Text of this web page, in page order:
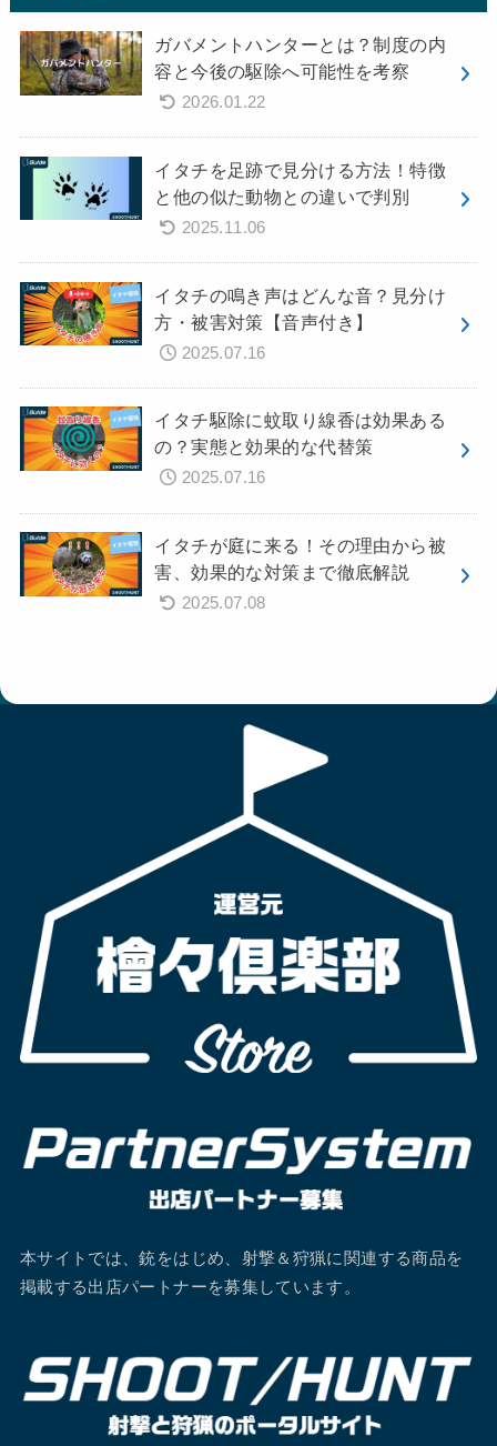
ガバメントハンターとは？制度の内
容と今後の駆除へ可能性を考察
2026.01.22
イタチを足跡で見分ける方法！特徴
と他の似た動物との違いで判別
2025.11.06
イタチの鳴き声はどんな音？見分け
方・被害対策【音声付き】
2025.07.16
イタチ駆除に蚊取り線香は効果ある
の？実態と効果的な代替策
2025.07.16
イタチが庭に来る！その理由から被
害、効果的な対策まで徹底解説
2025.07.08
本サイトでは、銃をはじめ、射撃＆狩猟に関連する商品を
掲載する出店パートナーを募集しています。